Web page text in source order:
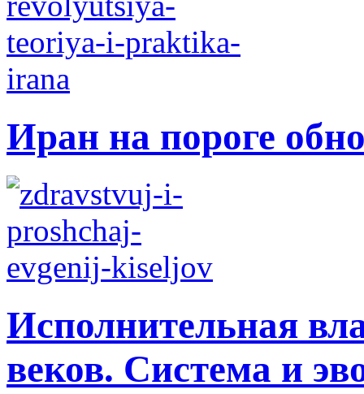
Иран на пороге
Исполнительная
веков. Система и